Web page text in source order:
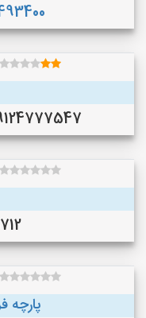
09382301002-
()
پارچه